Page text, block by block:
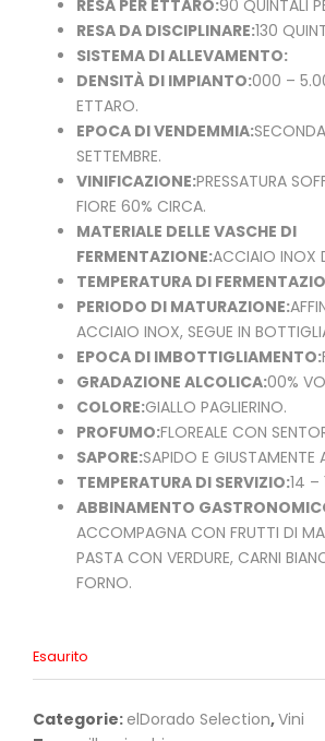
RESA PER ETTARO:90 QUINTALI
RESA DA DISCIPLINARE:130
SISTEMA DI ALLEVAMENTO:
DENSITÀ DI IMPIANTO:000 –
ETTARO.
EPOCA DI VENDEMMIA:
SETTEMBRE.
VINIFICAZIONE:PRESSATURA
FIORE 60% CIRCA.
MATERIALE DELLE VASCHE DI
FERMENTAZIONE:ACCIAIO INOX
TEMPERATURA DI
PERIODO DI MATURAZIONE:
ACCIAIO INOX, SEGUE IN
EPOCA DI IMBOTTIGLIAMENTO:
GRADAZIONE ALCOLICA:00%
COLORE:GIALLO PAGLIERINO.
PROFUMO:FLOREALE CON
SAPORE:SAPIDO E GIUSTAMENTE
TEMPERATURA DI SERVIZIO:14 –
ABBINAMENTO
ACCOMPAGNA CON FRUTTI DI
PASTA CON VERDURE, CARNI
FORNO.
Esaurito
Categorie: elDorado Selection,Vini